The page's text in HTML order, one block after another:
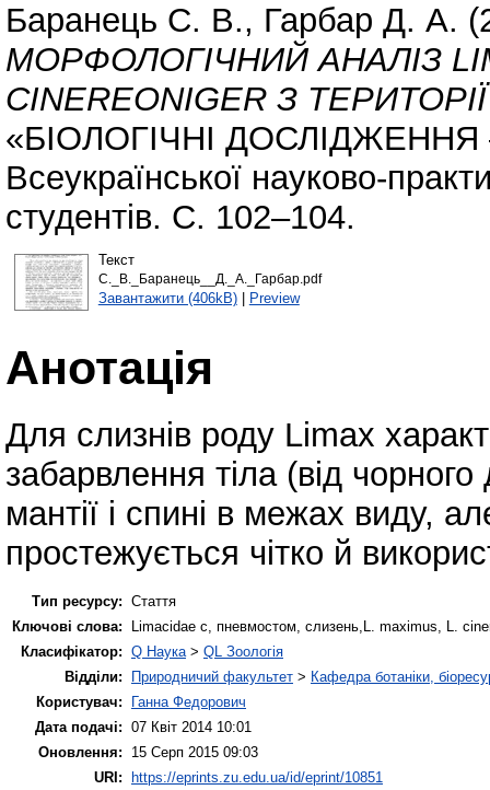
Баранець С. В., Гарбар Д. А.
МОРФОЛОГІЧНИЙ АНАЛІЗ
CINEREONIGER З
«БІОЛОГІЧНІ ДОСЛІДЖЕННЯ –
Всеукраїнської науково-
студентів. С. 102–104.
Текст
С._В._Баранець__Д._А._Гарбар.pdf
Завантажити (406kB)| Preview
Анотація
Для слизнів роду Limax
забарвлення тіла (від
мантії і спині в межах виду,
простежується чітко й
Тип ресурсу: Стаття
Ключові слова:
Limacidae с, пневмостом, слизень,L. maximus, L.
Класифікатор: Q Наука > QL Зоологія
Відділи:
Природничий факультет > Кафедра ботаніки,
Користувач:
Ганна Федорович
Дата подачі: 07 Квіт 2014 10:01
Оновлення:
15 Серп 2015 09:03
URI: https://eprints.zu.edu.ua/id/eprint/10851